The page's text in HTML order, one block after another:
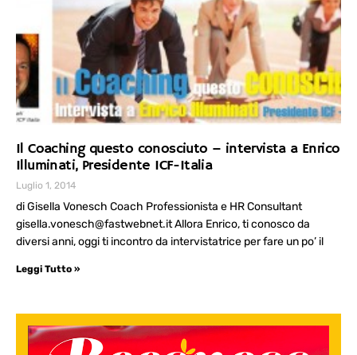
Il Coaching questo conosciuto – intervista a Enrico
Illuminati, Presidente ICF-Italia
Luglio 1, 2014
di Gisella Vonesch Coach Professionista e HR Consultant
gisella.vonesch@fastwebnet.it Allora Enrico, ti conosco da
diversi anni, oggi ti incontro da intervistatrice per fare un po’ il
Leggi Tutto »